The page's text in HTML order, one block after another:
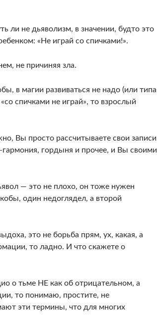
ли не дьяволизм, в значении, будто это
«Не играй со спичками!».
не причиняя зла.
в магии развиваться не надо (или типа
спичками не играй», то взрослый
Вы просто рассчитываете свои записи
гордыня и прочее, и Вы своими
— это не плохо, он тоже нужен
один недоглядел, а второй
это не борьба прям, ух, какая, а
то ладно. И что скажете о
о тьме НЕ как об отрицательном, а
то понимаю, простите, не
эти термины, что для многих